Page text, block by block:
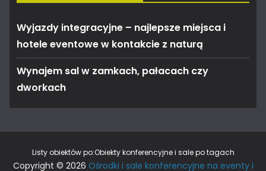
Wyjazdy integracyjne – najlepsze miejsca i
hotele eventowe w kontakcie z naturą
Wynajem sal w zamkach, pałacach czy
dworkach
Listy obiektów po:Obiekty konferencyjne i sale po tagach
Copyright © 2026 Ośrodki i sale konferencyjne na eventy i